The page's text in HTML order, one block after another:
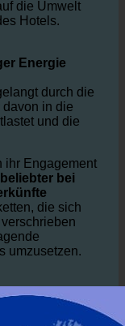
und
die Umwelt
Energie
durch die
in die
und die
Engagement
bei
die sich